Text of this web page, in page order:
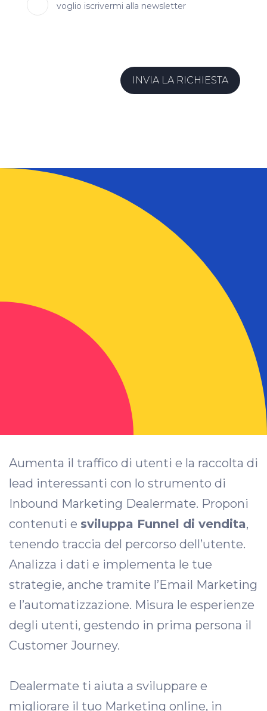
voglio iscrivermi alla newsletter
INVIA LA RICHIESTA
Aumenta il traffico di utenti e la raccolta di
lead interessanti con lo strumento di
Inbound Marketing Dealermate. Proponi
contenuti e sviluppa Funnel di vendita,
tenendo traccia del percorso dell’utente.
Analizza i dati e implementa le tue
strategie, anche tramite l’Email Marketing
e l’automatizzazione. Misura le esperienze
degli utenti, gestendo in prima persona il
Customer Journey.
Dealermate ti aiuta a sviluppare e
migliorare il tuo Marketing online, in